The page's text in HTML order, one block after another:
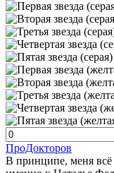
ПроДокторов
В принципе, меня всё